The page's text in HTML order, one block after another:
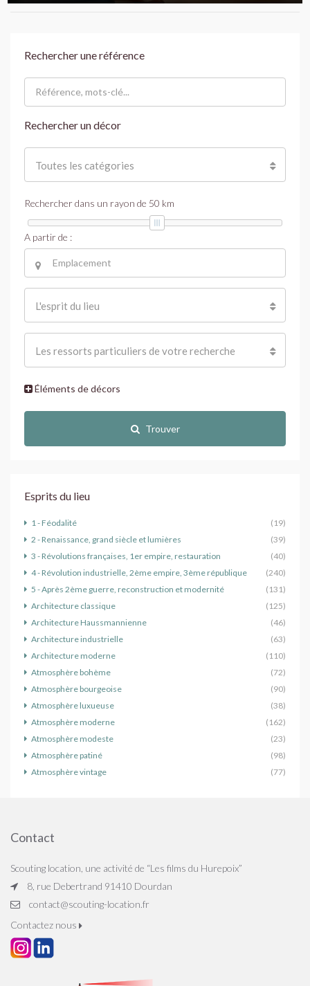
Rechercher une référence
Rechercher un décor
Toutes les catégories
Rechercher dans un rayon de 50 km
A partir de :
L'esprit du lieu
Les ressorts particuliers de votre recherche
Éléments de décors
Trouver
Esprits du lieu
1 - Féodalité
(19)
2 - Renaissance, grand siècle et lumières
(39)
3 - Révolutions françaises, 1er empire, restauration
(40)
4 - Révolution industrielle, 2ème empire, 3ème république
(240)
5 - Après 2ème guerre, reconstruction et modernité
(131)
Architecture classique
(125)
Architecture Haussmannienne
(46)
Architecture industrielle
(63)
Architecture moderne
(110)
Atmosphère bohème
(72)
Atmosphère bourgeoise
(90)
Atmosphère luxueuse
(38)
Atmosphère moderne
(162)
Atmosphère modeste
(23)
Atmosphère patiné
(98)
Atmosphère vintage
(77)
Contact
Scouting location, une activité de “Les films du Hurepoix”
8, rue Debertrand 91410 Dourdan
contact@scouting-location.fr
Contactez nous